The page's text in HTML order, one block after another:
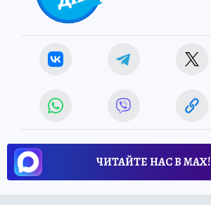
ЧИТАЙТЕ НАС В МАХ!